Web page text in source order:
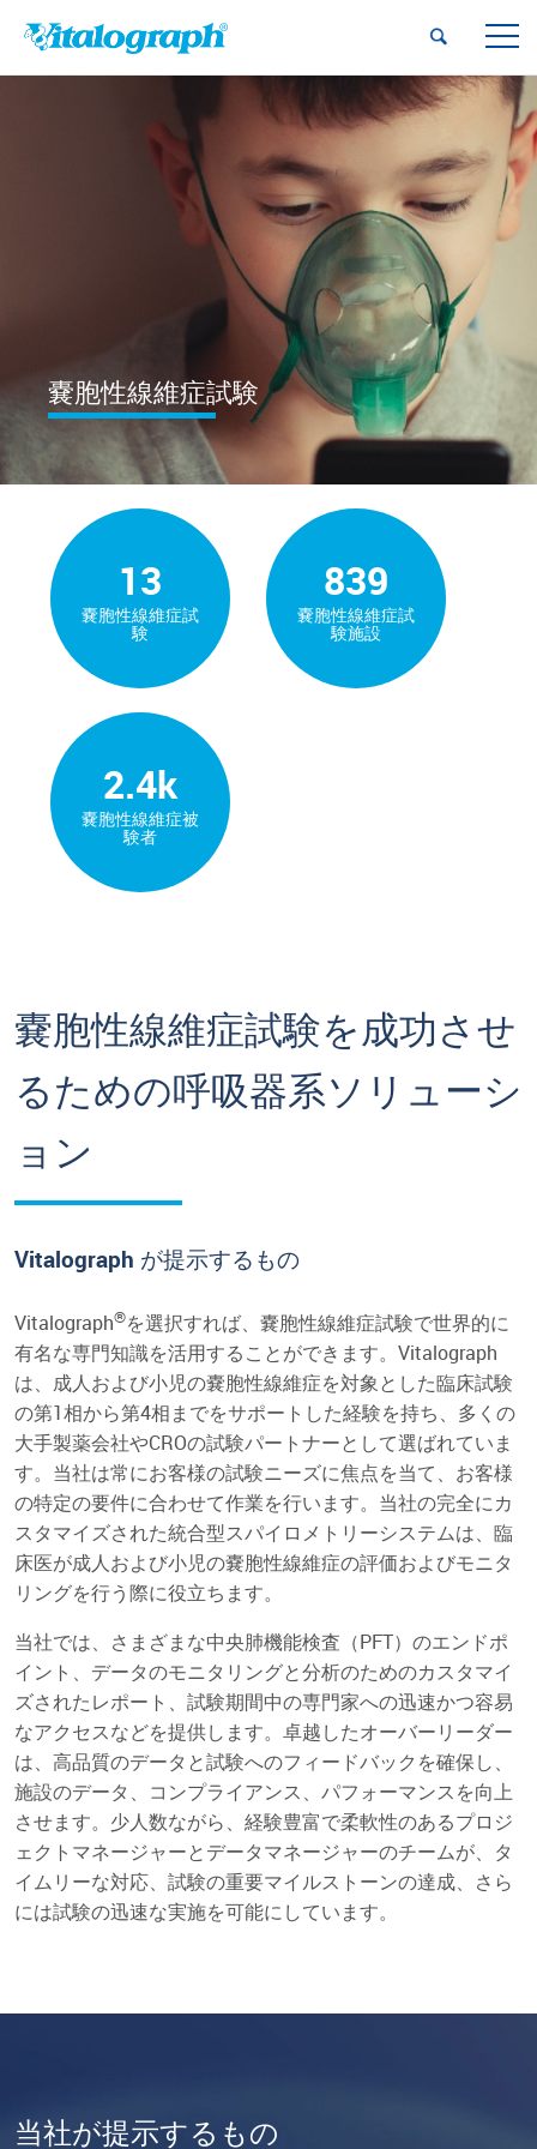
当社のサービス
間質性肺疾患
希少疾病試験
嚢胞性線維症試験
13
嚢胞性線維症試
験
839
嚢胞性線維症試
験施設
2.4k
嚢胞性線維症被
験者
嚢胞性線維症試験を成功させ
るための呼吸器系ソリューシ
ョン
Vitalograph が提示するもの
Vitalograph®を選択すれば、嚢胞性線維症試験で世界的に
有名な専門知識を活用することができます。Vitalograph
は、成人および小児の嚢胞性線維症を対象とした臨床試験
の第1相から第4相までをサポートした経験を持ち、多くの
大手製薬会社やCROの試験パートナーとして選ばれていま
す。当社は常にお客様の試験ニーズに焦点を当て、お客様
の特定の要件に合わせて作業を行います。当社の完全にカ
スタマイズされた統合型スパイロメトリーシステムは、臨
床医が成人および小児の嚢胞性線維症の評価およびモニタ
リングを行う際に役立ちます。
当社では、さまざまな中央肺機能検査（PFT）のエンドポ
イント、データのモニタリングと分析のためのカスタマイ
ズされたレポート、試験期間中の専門家への迅速かつ容易
なアクセスなどを提供します。卓越したオーバーリーダー
は、高品質のデータと試験へのフィードバックを確保し、
施設のデータ、コンプライアンス、パフォーマンスを向上
させます。少人数ながら、経験豊富で柔軟性のあるプロジ
ェクトマネージャーとデータマネージャーのチームが、タ
イムリーな対応、試験の重要マイルストーンの達成、さら
には試験の迅速な実施を可能にしています。
当社が提示するもの